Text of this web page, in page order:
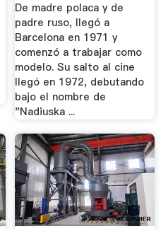
De madre polaca y de
padre ruso, llegó a
Barcelona en 1971 y
comenzó a trabajar como
modelo. Su salto al cine
llegó en 1972, debutando
bajo el nombre de
"Nadiuska ...